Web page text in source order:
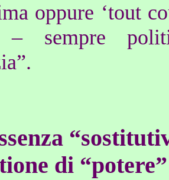
oppure ‘tout
– sempre
di